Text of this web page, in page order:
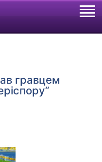
гравцем